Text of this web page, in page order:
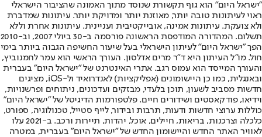
"ישראל היום" הוא גוף תקשורת שנוסד מתוך האמונה שהציבור הישראלי
ראוי לעיתונות טובה יותר, מאוזנת יותר ומדויקת יותר. עיתונות שמדברת
ולא צועקת. עיתונות אמינה, אובייקטיבית ועניינית. עיתונות אחרת וללא
תשלום. המהדורה המודפסת הראשונה פורסמה ב-30 ביולי 2007, וב-2010
הפך "ישראל היום" לעיתון הישראלי בעל שיעור החשיפה הגבוה ביותר בימי
חול. מו"ל העיתון היא ד"ר מרים אדלסון. העורך הראשי הוא עמר לחמנוביץ,
והעורך המייסד הוא עמוס רגב. אתרי האינטרנט של "ישראל היום" בעברית
ובאנגלית, כמו כן היישומונים (אפליקציות) לאנדרואיד ול-iOS, מציגים
חדשות מסביב לשעון, תוכן בלעדי, מבזקים ועדכונים, ניתוחים ופרשנויות,
וידיאו, פודקאסטים ושידורים חיים. פלטפורמות הדיגיטל של "ישראל היום"
כוללות ערוצי חדשות ודעות, תרבות ובידור, לייף סטייל, טכנולוגיה, ספורט,
כלכלה וצרכנות, בריאות, חיילים, אוכל, יהדות, תיירות ורכב. ב-2021 עלו
לאוויר האתר החדש והיישומון החדש של "ישראל היום" בעברית, במטרה